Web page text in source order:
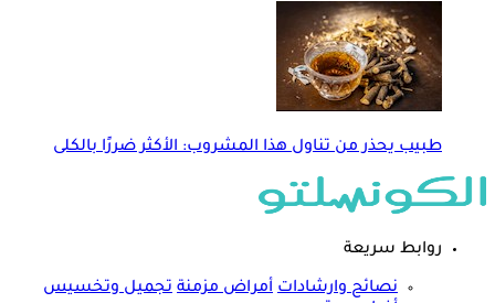
طبيب يحذر من تناول هذا المشروب: الأكثر ضررًا بالكلى
روابط سريعة
نصائح وارشادات أمراض مزمنة تجميل وتخسيس